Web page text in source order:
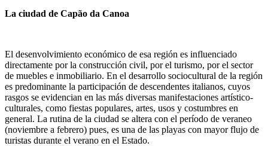
La ciudad de Capão da Canoa
El desenvolvimiento económico de esa región es influenciado
directamente por la construcción civil, por el turismo, por el sector
de muebles e inmobiliario. En el desarrollo sociocultural de la región
es predominante la participación de descendentes italianos, cuyos
rasgos se evidencian en las más diversas manifestaciones artístico-
culturales, como fiestas populares, artes, usos y costumbres en
general. La rutina de la ciudad se altera con el período de veraneo
(noviembre a febrero) pues, es una de las playas con mayor flujo de
turistas durante el verano en el Estado.